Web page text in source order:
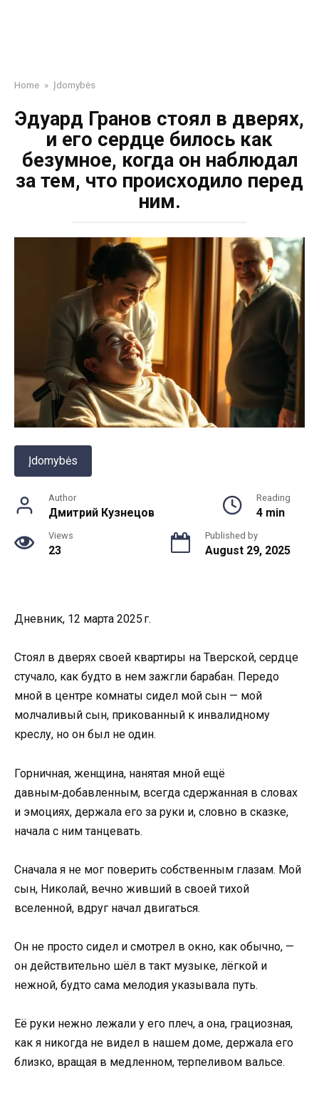
Home » Įdomybės
Эдуард Гранов стоял в дверях,
и его сердце билось как
безумное, когда он наблюдал
за тем, что происходило перед
ним.
Įdomybės
Author
Дмитрий Кузнецов
Reading
4 min
Views
23
Published by
August 29, 2025
Дневник, 12 марта 2025 г.
Стоял в дверях своей квартиры на Тверской, сердце
стучало, как будто в нем зажгли барабан. Передо
мной в центре комнаты сидел мой сын — мой
молчаливый сын, прикованный к инвалидному
креслу, но он был не один.
Горничная, женщина, нанятая мной ещё
давным‑добавленным, всегда сдержанная в словах
и эмоциях, держала его за руки и, словно в сказке,
начала с ним танцевать.
Сначала я не мог поверить собственным глазам. Мой
сын, Николай, вечно живший в своей тихой
вселенной, вдруг начал двигаться.
Он не просто сидел и смотрел в окно, как обычно, —
он действительно шёл в такт музыке, лёгкой и
нежной, будто сама мелодия указывала путь.
Её руки нежно лежали у его плеч, а она, грациозная,
как я никогда не видел в нашем доме, держала его
близко, вращая в медленном, терпеливом вальсе.